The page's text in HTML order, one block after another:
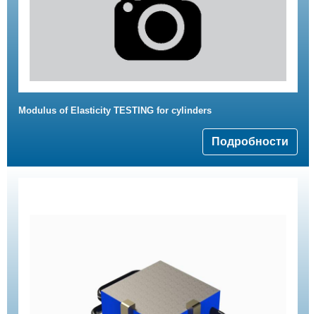
Modulus of Elasticity TESTING for cylinders
Подробности